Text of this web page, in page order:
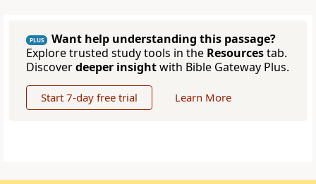
PLUS
Want help understanding this passage?
Explore trusted study tools in the Resourcestab.
Discoverdeeper insightwith Bible Gateway Plus.
Start 7-day free trial Learn More